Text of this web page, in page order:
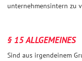
unternehmensintern zu
§ 15 ALLGEMEINES
Sind aus irgendeinem